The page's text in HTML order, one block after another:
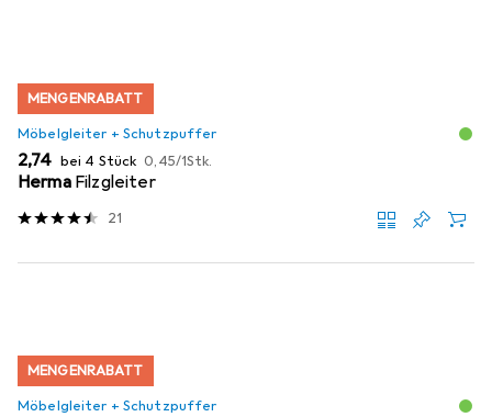
MENGENRABATT
Möbelgleiter + Schutzpuffer
EUR
2,74 bei 4 Stück EUR
0,45/1Stk.
Herma Filzgleiter
21
MENGENRABATT
Möbelgleiter + Schutzpuffer